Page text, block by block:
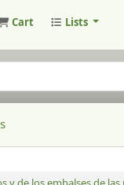
Cart Lists